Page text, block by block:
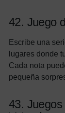
42. Juego
Escribe una
lugares donde
Cada nota
pequeña
43.